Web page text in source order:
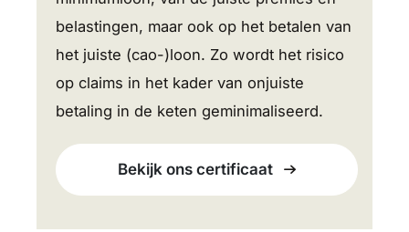
belastingen, maar ook op het betalen van
het juiste (cao-)loon. Zo wordt het risico
op claims in het kader van onjuiste
betaling in de keten geminimaliseerd.
Bekijk ons certificaat